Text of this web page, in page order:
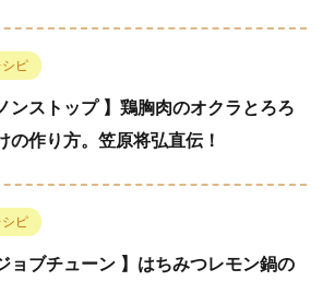
シピ
ンストップ 】鶏胸肉のオクラとろろ
の作り方。笠原将弘直伝！
シピ
ジョブチューン 】はちみつレモン鍋の